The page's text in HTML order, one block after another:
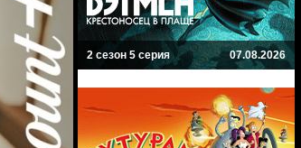
2 сезон 5 серия 07.08.2026